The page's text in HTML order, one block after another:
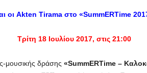
οι Akten Tirama στο «SummERTime
Τρίτη 18 Ιουλίου 2017, στις 21:00
μουσικής δράσης «SummERTime –